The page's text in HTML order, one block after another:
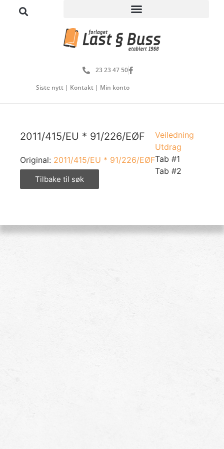
23 23 47 50
Siste nytt | Kontakt | Min konto
2011/415/EU * 91/226/EØF
Original: 2011/415/EU * 91/226/EØF
Tilbake til søk
Veiledning
Utdrag
Tab #1
Tab #2